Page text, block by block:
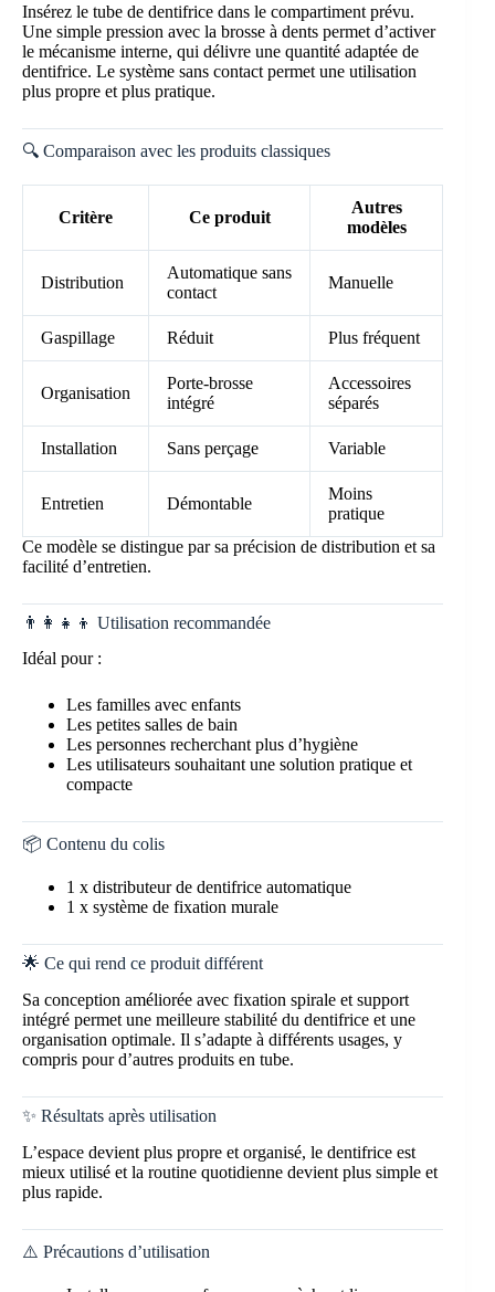
Insérez le tube de dentifrice dans le compartiment prévu.
Une simple pression avec la brosse à dents permet d’activer
le mécanisme interne, qui délivre une quantité adaptée de
dentifrice. Le système sans contact permet une utilisation
plus propre et plus pratique.
🔍 Comparaison avec les produits classiques
Critère Ce produit
Autres
modèles
Distribution
Automatique sans
contact
Manuelle
Gaspillage Réduit Plus fréquent
Organisation
Porte-brosse
intégré
Accessoires
séparés
Installation Sans perçage Variable
Entretien Démontable
Moins
pratique
Ce modèle se distingue par sa précision de distribution et sa
facilité d’entretien.
👨‍👩‍👧‍👦 Utilisation recommandée
Idéal pour :
Les familles avec enfants
Les petites salles de bain
Les personnes recherchant plus d’hygiène
Les utilisateurs souhaitant une solution pratique et
compacte
📦 Contenu du colis
1 x distributeur de dentifrice automatique
1 x système de fixation murale
🌟 Ce qui rend ce produit différent
Sa conception améliorée avec fixation spirale et support
intégré permet une meilleure stabilité du dentifrice et une
organisation optimale. Il s’adapte à différents usages, y
compris pour d’autres produits en tube.
✨ Résultats après utilisation
L’espace devient plus propre et organisé, le dentifrice est
mieux utilisé et la routine quotidienne devient plus simple et
plus rapide.
⚠️ Précautions d’utilisation